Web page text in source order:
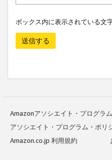
ボックス内に表示されている文
送信する
Amazonアソシエイト・プログラ
アソシエイト・プログラム・ポリ
Amazon.co.jp 利用規約